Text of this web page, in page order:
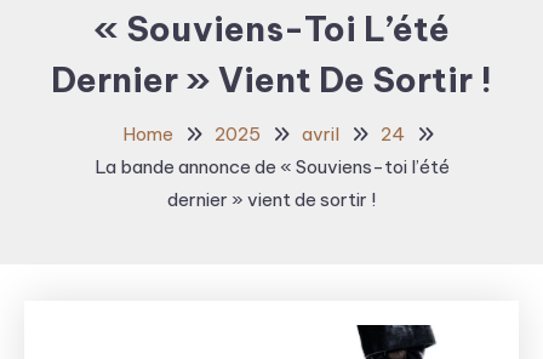
« Souviens-Toi L’été
Dernier » Vient De Sortir !
Home 2025 avril
24
La bande annonce de « Souviens-toi l’été
dernier » vient de sortir !